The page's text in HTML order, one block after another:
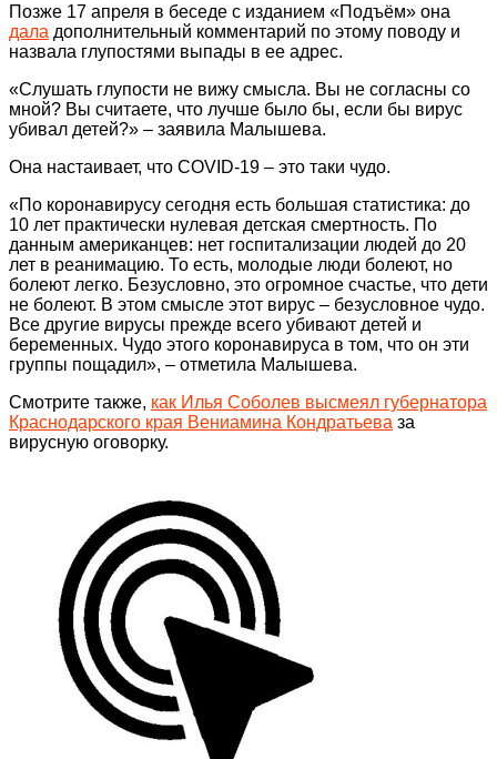
Позже 17 апреля в беседе с изданием «Подъём» она
дала дополнительный комментарий по этому поводу и
назвала глупостями выпады в ее адрес.
«Слушать глупости не вижу смысла. Вы не согласны со
мной? Вы считаете, что лучше было бы, если бы вирус
убивал детей?» – заявила Малышева.
Она настаивает, что COVID-19 – это таки чудо.
«По коронавирусу сегодня есть большая статистика: до
10 лет практически нулевая детская смертность. По
данным американцев: нет госпитализации людей до 20
лет в реанимацию. То есть, молодые люди болеют, но
болеют легко. Безусловно, это огромное счастье, что дети
не болеют. В этом смысле этот вирус – безусловное чудо.
Все другие вирусы прежде всего убивают детей и
беременных. Чудо этого коронавируса в том, что он эти
группы пощадил», – отметила Малышева.
Смотрите также, как Илья Соболев высмеял губернатора
Краснодарского края Вениамина Кондратьева за
вирусную оговорку.